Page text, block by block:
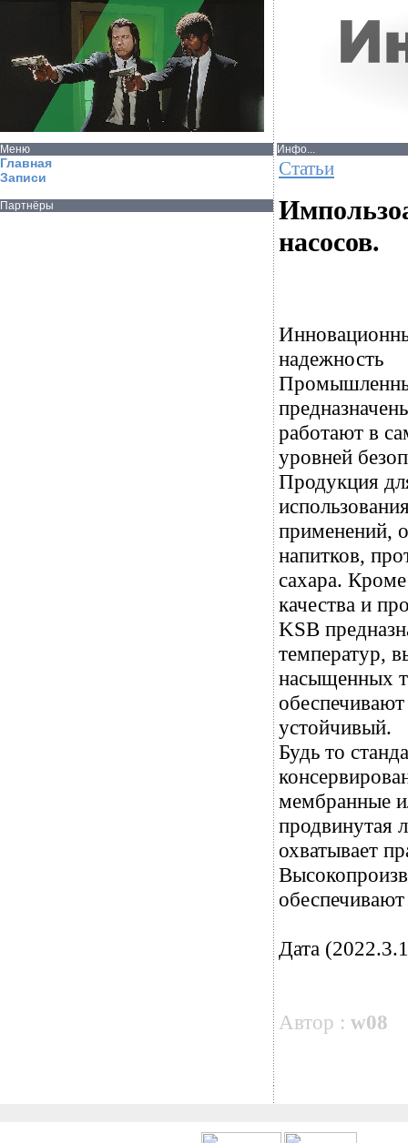
Меню
Главная
Записи
Партнёры
Инфо...
Статьи
насосов.
надежность
работают в
уровней
Продукция
применений,
напитков,
сахара.
качества и
KSB
температур,
насыщенных
устойчивый.
Будь то
мембранные
продвинутая
охватывает
Дата
Автор : w08